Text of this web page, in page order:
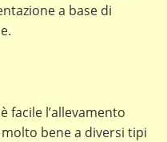
a base di
facile l’allevamento
bene a diversi tipi